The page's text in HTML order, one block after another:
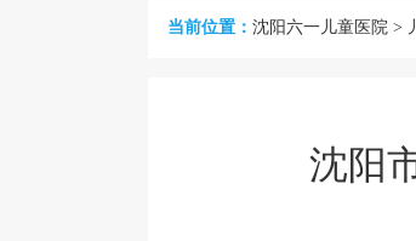
当前位置： 沈阳六一儿童医院 >
沈阳